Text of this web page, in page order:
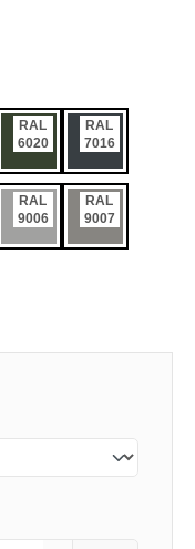
RAL
6020
RAL
7016
RAL
9006
RAL
9007